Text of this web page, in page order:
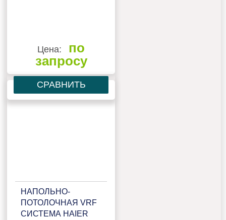
Цена:
по
запросу
СРАВНИТЬ
НАПОЛЬНО-
ПОТОЛОЧНАЯ VRF
СИСТЕМА HAIER